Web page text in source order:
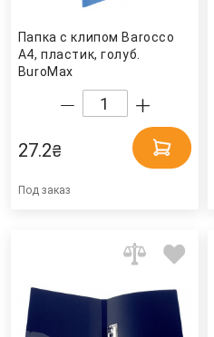
Папка с клипом Barocco
А4, пластик, голуб.
BuroMax
27.2₴
Под заказ